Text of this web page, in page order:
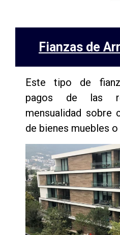
Fianzas de
Este tipo de
pagos de las
mensualidad sobre
de bienes muebles